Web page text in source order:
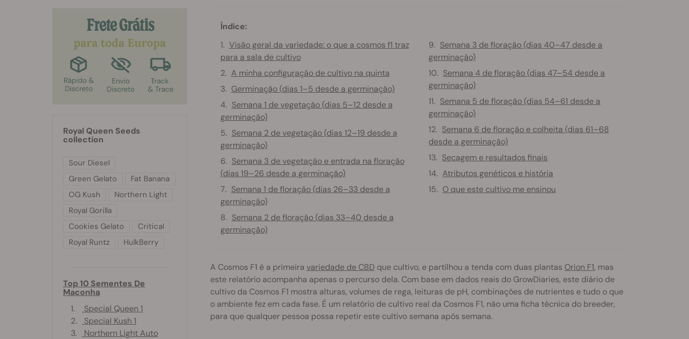
Índice:
Visão geral da variedade: o que a cosmos f1 traz
para a sala de cultivo
A minha configuração de cultivo na quinta
Germinação (dias 1–5 desde a germinação)
Semana 1 de vegetação (dias 5–12 desde a
germinação)
Semana 2 de vegetação (dias 12–19 desde a
germinação)
Semana 3 de vegetação e entrada na floração
(dias 19–26 desde a germinação)
Semana 1 de floração (dias 26–33 desde a
germinação)
Semana 2 de floração (dias 33–40 desde a
germinação)
Semana 3 de floração (dias 40–47 desde a
germinação)
Semana 4 de floração (dias 47–54 desde a
germinação)
Semana 5 de floração (dias 54–61 desde a
germinação)
Semana 6 de floração e colheita (dias 61–68
desde a germinação)
Secagem e resultados finais
Atributos genéticos e história
O que este cultivo me ensinou
A Cosmos F1 é a primeira variedade de CBD que cultivo, e partilhou a tenda com duas plantas Orion F1, mas
este relatório acompanha apenas o percurso dela. Com base em dados reais do GrowDiaries, este diário de
cultivo da Cosmos F1 mostra alturas, volumes de rega, leituras de pH, combinações de nutrientes e tudo o que
o ambiente fez em cada fase. É um relatório de cultivo real da Cosmos F1, não uma ficha técnica do breeder,
para que qualquer pessoa possa repetir este cultivo semana após semana.
Royal Queen Seeds
collection
Sour Diesel
Green Gelato
Fat Banana
OG Kush
Northern Light
Royal Gorilla
Cookies Gelato
Critical
Royal Runtz
HulkBerry
Top 10 Sementes De
Maconha
1.
Special Queen 1
2.
Special Kush 1
3.
Northern Light Auto